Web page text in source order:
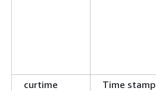
curtime
Time stamp